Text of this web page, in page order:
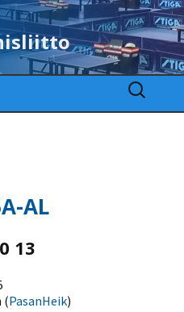
Haku:
AL
13
(PasanHeik)